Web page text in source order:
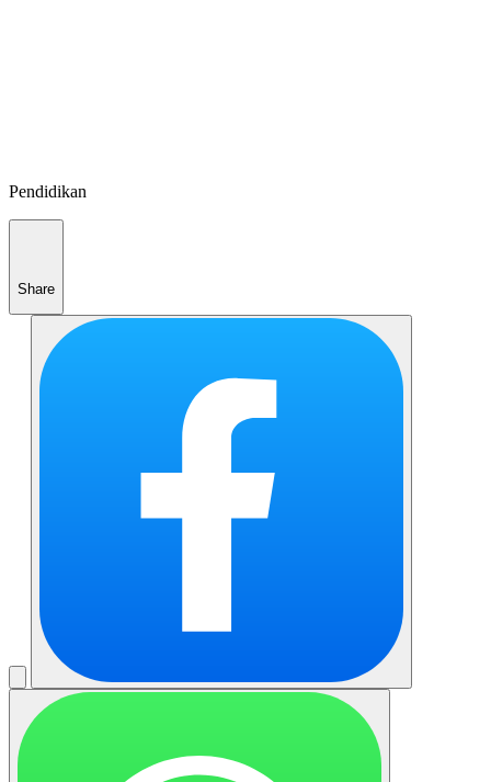
Pendidikan
Share